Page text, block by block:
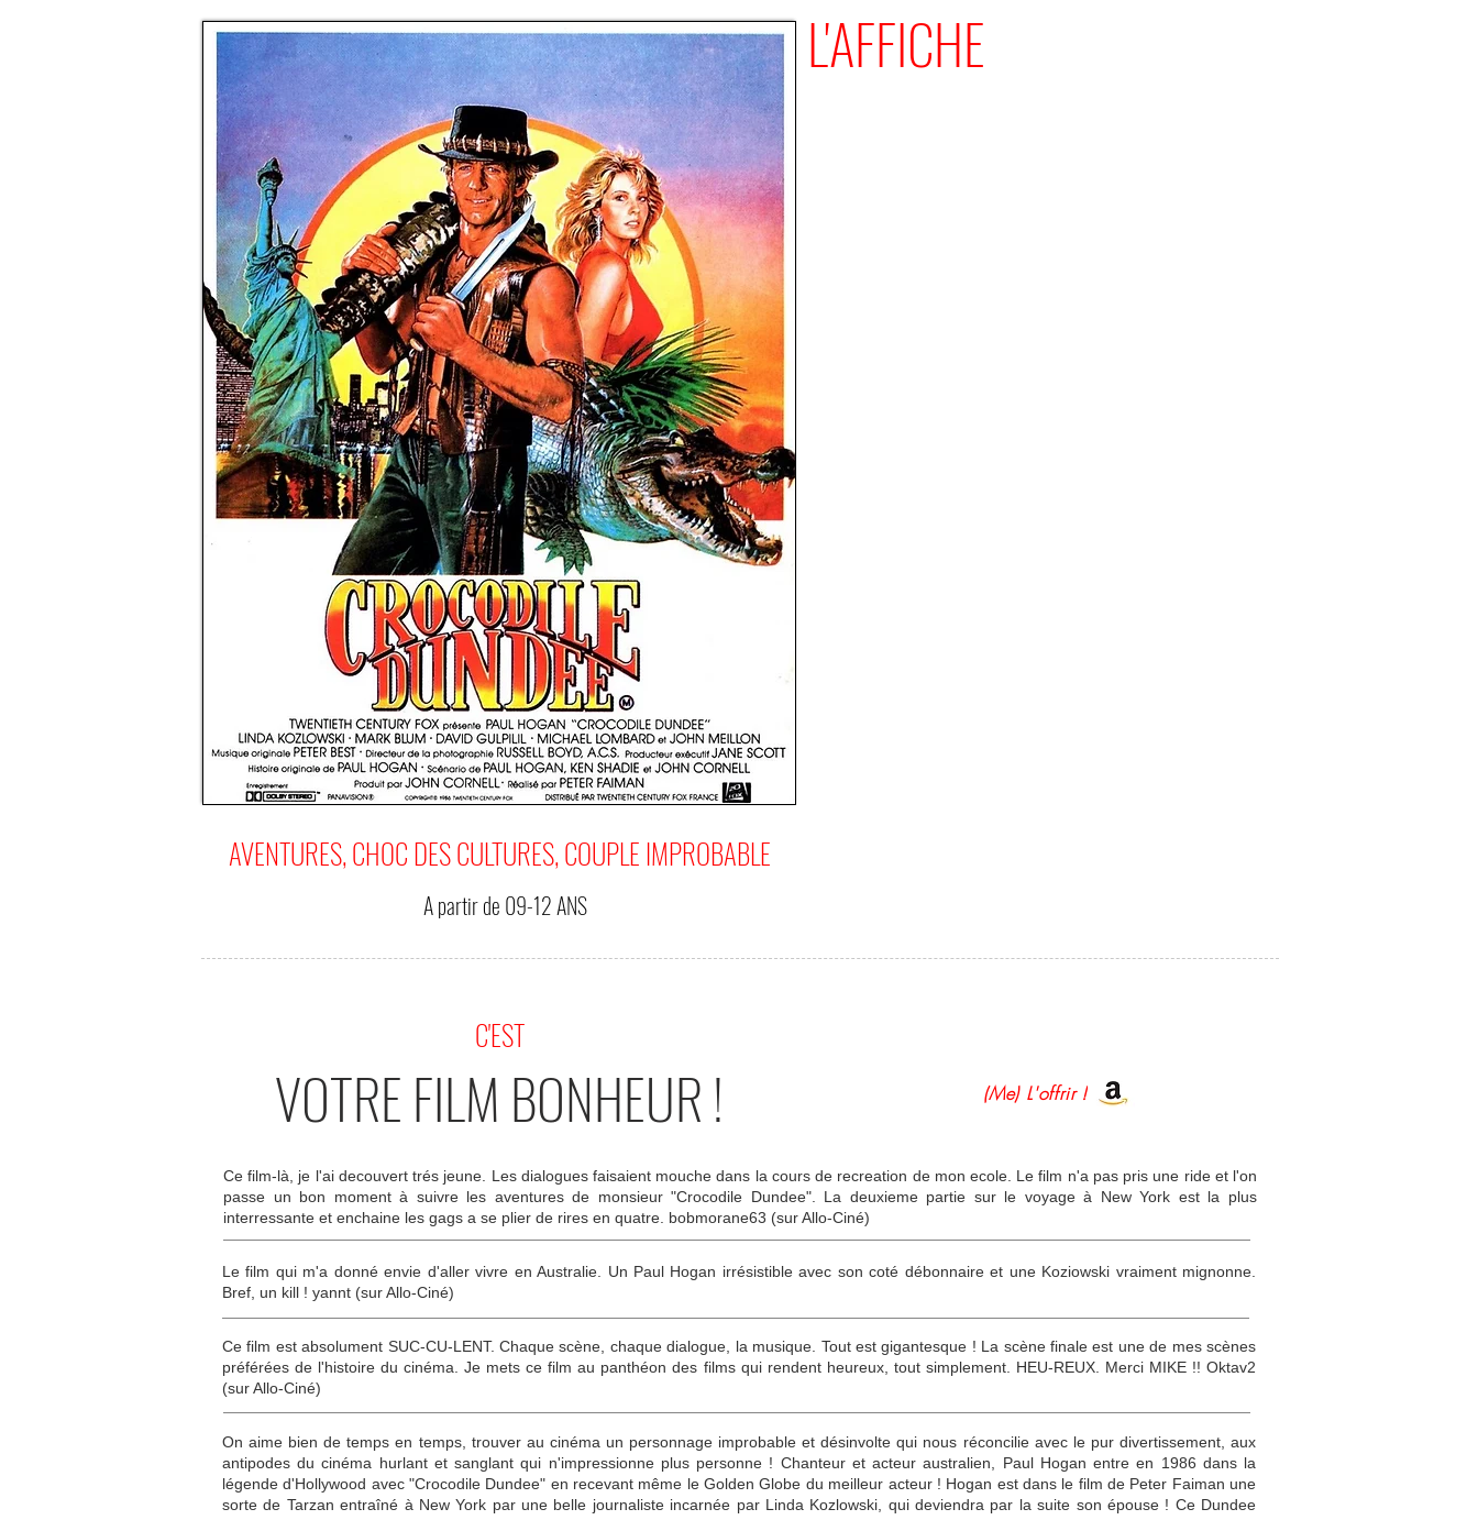
AVENTURES, CHOC DES CULTURES, COUPLE IMPROBABLE
A partir de 09-12 ANS
L'AFFICHE
C'EST
VOTRE FILM BONHEUR ! (Me) L'offrir !
Ce film-là, je l'ai decouvert trés jeune. Les dialogues faisaient mouche dans la cours de recreation de mon ecole. Le film n'a pas pris une ride et l'on
passe un bon moment à suivre les aventures de monsieur "Crocodile Dundee". La deuxieme partie sur le voyage à New York est la plus
interressante et enchaine les gags a se plier de rires en quatre. bobmorane63 (sur Allo-Ciné)
Le film qui m'a donné envie d'aller vivre en Australie. Un Paul Hogan irrésistible avec son coté débonnaire et une Koziowski vraiment mignonne.
Bref, un kill ! yannt (sur Allo-Ciné)
Ce film est absolument SUC-CU-LENT. Chaque scène, chaque dialogue, la musique. Tout est gigantesque ! La scène finale est une de mes scènes
préférées de l'histoire du cinéma. Je mets ce film au panthéon des films qui rendent heureux, tout simplement. HEU-REUX. Merci MIKE !! Oktav2
(sur Allo-Ciné)
On aime bien de temps en temps, trouver au cinéma un personnage improbable et désinvolte qui nous réconcilie avec le pur divertissement, aux
antipodes du cinéma hurlant et sanglant qui n'impressionne plus personne ! Chanteur et acteur australien, Paul Hogan entre en 1986 dans la
légende d'Hollywood avec "Crocodile Dundee" en recevant même le Golden Globe du meilleur acteur ! Hogan est dans le film de Peter Faiman une
sorte de Tarzan entraîné à New York par une belle journaliste incarnée par Linda Kozlowski, qui deviendra par la suite son épouse ! Ce Dundee